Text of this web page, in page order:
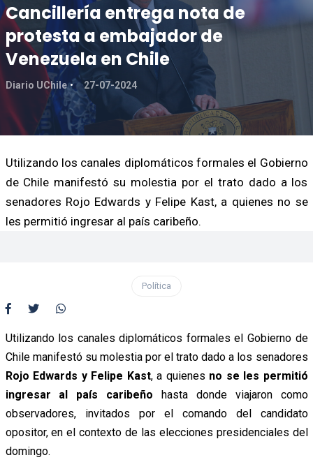
Cancillería entrega nota de
protesta a embajador de
Venezuela en Chile
Diario UChile 27-07-2024
Utilizando los canales diplomáticos formales el Gobierno
de Chile manifestó su molestia por el trato dado a los
senadores Rojo Edwards y Felipe Kast, a quienes no se
les permitió ingresar al país caribeño.
Política
Utilizando los canales diplomáticos formales el Gobierno de
Chile manifestó su molestia por el trato dado a los senadores
Rojo Edwards y Felipe Kast, a quienes no se les permitió
ingresar al país caribeño hasta donde viajaron como
observadores, invitados por el comando del candidato
opositor, en el contexto de las elecciones presidenciales del
domingo.